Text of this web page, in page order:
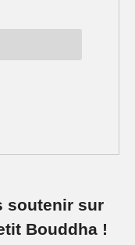
soutenir sur
Bouddha !